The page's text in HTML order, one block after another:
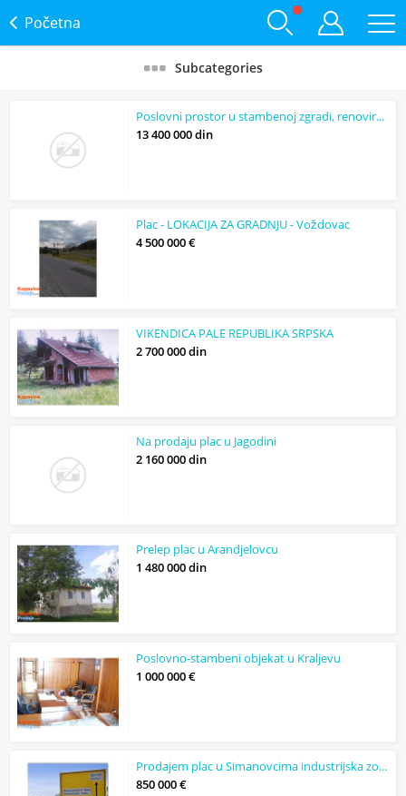
Početna
Subcategories
Poslovni prostor u stambenoj zgradi, renoviran
13 400 000 din
Plac - LOKACIJA ZA GRADNJU - Voždovac
4 500 000 €
VIKENDICA PALE REPUBLIKA SRPSKA
2 700 000 din
Na prodaju plac u Jagodini
2 160 000 din
Prelep plac u Arandjelovcu
1 480 000 din
Poslovno-stambeni objekat u Kraljevu
1 000 000 €
Prodajem plac u Simanovcima industrijska zona, gradjevinsko zemljiste
850 000 €